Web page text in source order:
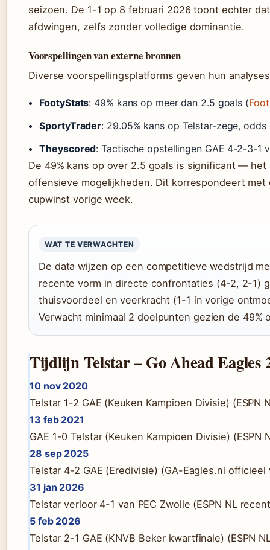
seizoen. De 1-1 op 8 februari 2026 toont echter
afdwingen, zelfs zonder volledige dominantie.
Voorspellingen van externe bronnen
Diverse voorspellingsplatforms geven hun
FootyStats: 49% kans op meer dan 2.5 goals (
SportyTrader: 29.05% kans op Telstar-zege, odds
Theyscored: Tactische opstellingen GAE 4-2-3-1
De 49% kans op over 2.5 goals is significant —
offensieve mogelijkheden. Dit korrespondeert
cupwinst vorige week.
WAT TE VERWACHTEN
De data wijzen op een competitieve wedstrijd
recente vorm in directe confrontaties (4-2, 2-1)
thuisvoordeel en veerkracht (1-1 in vorige
Verwacht minimaal 2 doelpunten gezien de 49%
Tijdlijn Telstar – Go Ahead Eagles
10 nov 2020
Telstar 1-2 GAE (Keuken Kampioen Divisie) (ESPN
13 feb 2021
GAE 1-0 Telstar (Keuken Kampioen Divisie) (ESPN
28 sep 2025
Telstar 4-2 GAE (Eredivisie) (GA-Eagles.nl officieel
31 jan 2026
Telstar verloor 4-1 van PEC Zwolle (ESPN NL
5 feb 2026
Telstar 2-1 GAE (KNVB Beker kwartfinale) (ESPN